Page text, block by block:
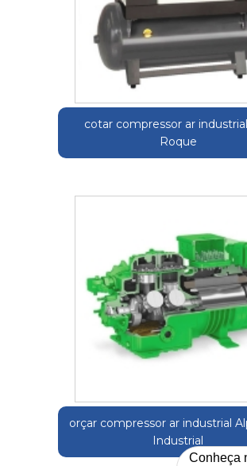
cotar compressor ar
Roque
orçar compressor ar industrial
Industrial
Conheça